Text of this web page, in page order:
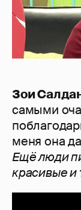
Зои
самыми
меня она
Ещё люди
красивые и